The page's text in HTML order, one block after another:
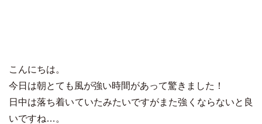
こんにちは。
今日は朝とても風が強い時間があって驚きました！
日中は落ち着いていたみたいですがまた強くならないと良
いですね…。